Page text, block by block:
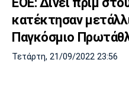
κατέκτησαν
Παγκόσμιο
Τετάρτη, 21/09/2022 23:56